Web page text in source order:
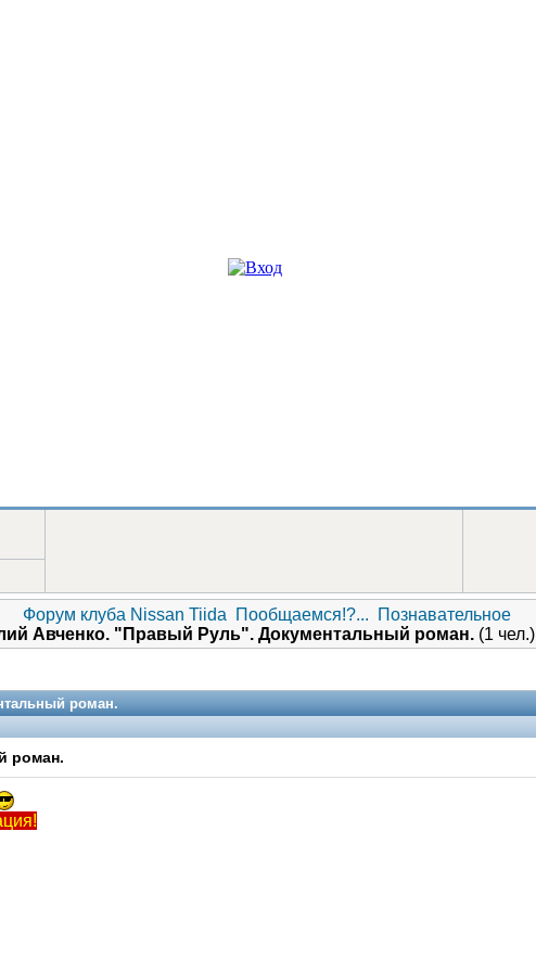
Форум клуба Nissan Tiida Пообщаемся!?...
Познавательное
Авченко. "Правый Руль". Документальный роман. (1 чел.)
роман.
роман.